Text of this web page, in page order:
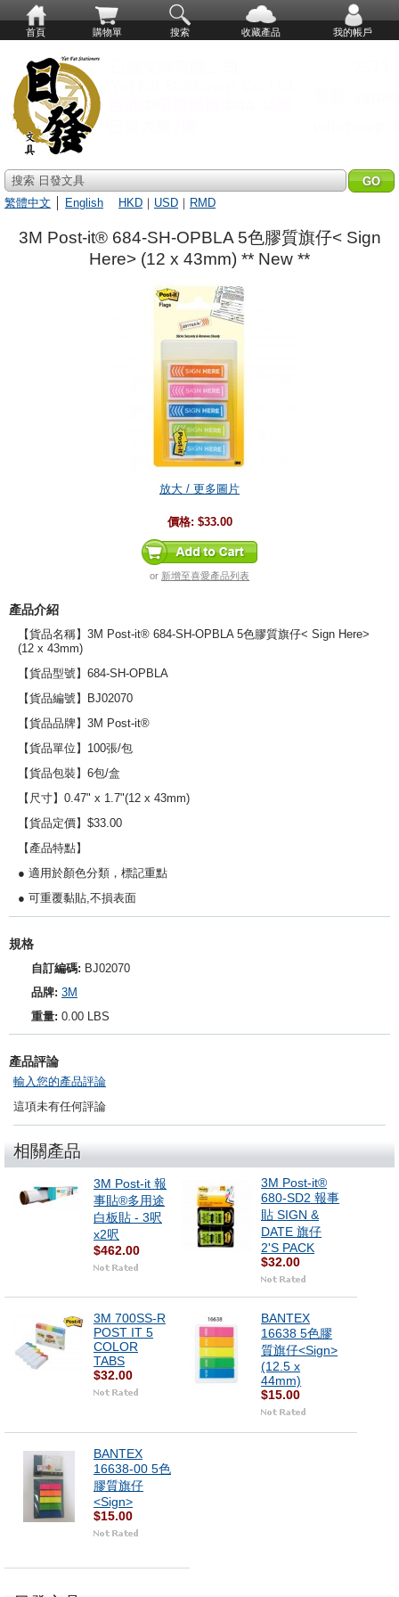
首頁 購物單 搜索 收藏產品 我的帳戶
搜索 日發文具
繁體中文
English HKD ｜ USD ｜ RMD
3M Post-it® 684-SH-OPBLA 5色膠質旗仔< Sign
Here> (12 x 43mm) ** New **
放大 / 更多圖片
價格: $33.00
or 新增至喜愛產品列表
產品介紹
【貨品名稱】3M Post-it® 684-SH-OPBLA 5色膠質旗仔< Sign Here>
(12 x 43mm)
【貨品型號】684-SH-OPBLA
【貨品編號】BJ02070
【貨品品牌】3M Post-it®
【貨品單位】100張/包
【貨品包裝】6包/盒
【尺寸】0.47" x 1.7"(12 x 43mm)
【貨品定價】$33.00
【產品特點】
● 適用於顏色分類，標記重點
● 可重覆黏貼,不損表面
規格
自訂編碼: BJ02070
品牌: 3M
重量: 0.00 LBS
產品評論
輸入您的產品評論
這項未有任何評論
相關產品
3M Post-it 報
事貼®多用途
白板貼 - 3呎
x2呎
$462.00
3M Post-it®
680-SD2 報事
貼 SIGN &
DATE 旗仔
2'S PACK
$32.00
3M 700SS-R
POST IT 5
COLOR
TABS
$32.00
BANTEX
16638 5色膠
質旗仔<Sign>
(12.5 x
44mm)
$15.00
BANTEX
16638-00 5色
膠質旗仔
<Sign>
$15.00